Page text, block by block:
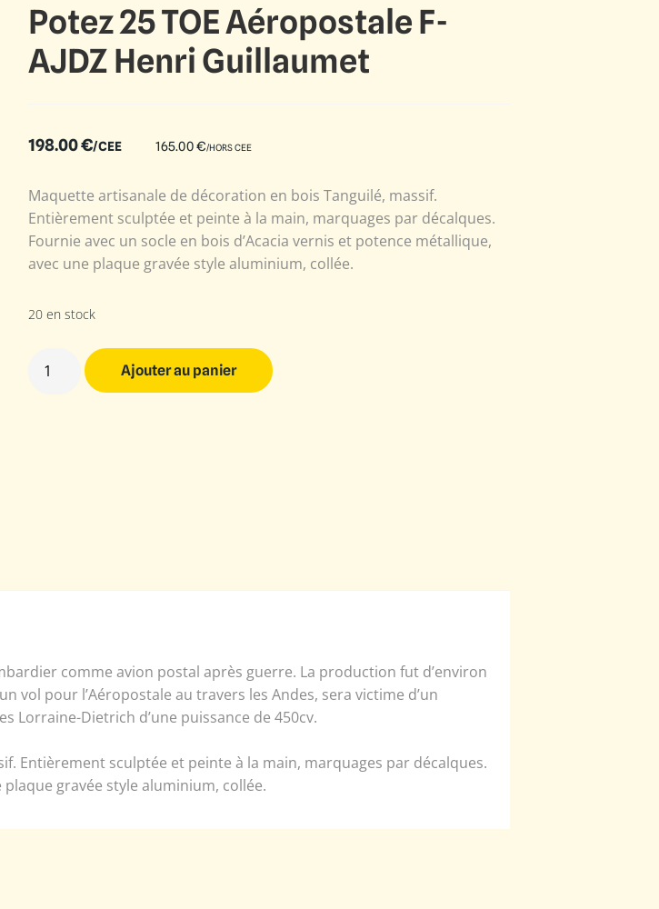
Potez 25 TOE Aéropostale F-
AJDZ Henri Guillaumet
198.00€/CEE 165.00€/HORS CEE
Maquette artisanale de décoration en bois Tanguilé, massif.
Entièrement sculptée et peinte à la main, marquages par décalques.
Fournie avec un socle en bois d’Acacia vernis et potence métallique,
avec une plaque gravée style aluminium, collée.
20 en stock
Ajouter au panier
comme avion postal après guerre. La production fut d’environ
vol pour l’Aéropostale au travers les Andes, sera victime d’un
Lorraine-Dietrich d’une puissance de 450cv.
Entièrement sculptée et peinte à la main, marquages par décalques.
gravée style aluminium, collée.